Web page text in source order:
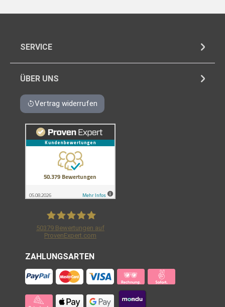
SERVICE
ÜBER UNS
Vertrag widerrufen
50379 Bewertungen auf
ProvenExpert.com
ZAHLUNGSARTEN